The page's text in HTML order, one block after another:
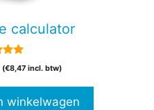
calculator
5
(€8,47incl. btw)
winkelwagen